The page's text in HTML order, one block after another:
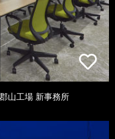
山工場 新事務所